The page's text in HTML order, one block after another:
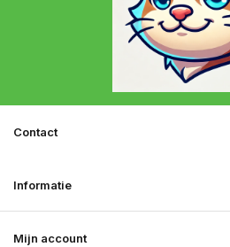
Mijn account
Informatie
Contact